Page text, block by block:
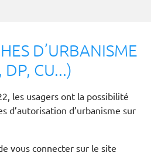
D’URBANISME
DP, CU...)
les usagers ont la possibilité
d’autorisation d’urbanisme sur
vous connecter sur le site